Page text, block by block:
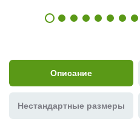
Описание
Нестандартные размеры